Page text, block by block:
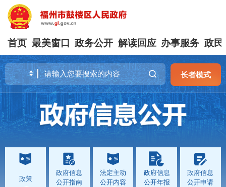
首页 最美窗口 政务公开 解读回应 办事服务 政民
长者模式
政策
政府信息
公开指南
法定主动
公开内容
政府信息
公开年报
政府信息
公开申请